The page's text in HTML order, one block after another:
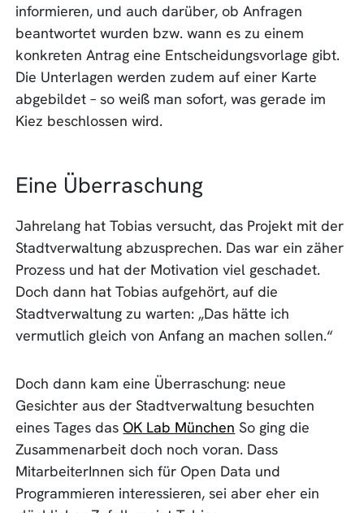
informieren, und auch darüber, ob Anfragen
beantwortet wurden bzw. wann es zu einem
konkreten Antrag eine Entscheidungsvorlage gibt.
Die Unterlagen werden zudem auf einer Karte
abgebildet – so weiß man sofort, was gerade im
Kiez beschlossen wird.
Eine Überraschung
Jahrelang hat Tobias versucht, das Projekt mit der
Stadtverwaltung abzusprechen. Das war ein zäher
Prozess und hat der Motivation viel geschadet.
Doch dann hat Tobias aufgehört, auf die
Stadtverwaltung zu warten: „Das hätte ich
vermutlich gleich von Anfang an machen sollen.“
Doch dann kam eine Überraschung: neue
Gesichter aus der Stadtverwaltung besuchten
eines Tages das OK Lab München So ging die
Zusammenarbeit doch noch voran. Dass
MitarbeiterInnen sich für Open Data und
Programmieren interessieren, sei aber eher ein